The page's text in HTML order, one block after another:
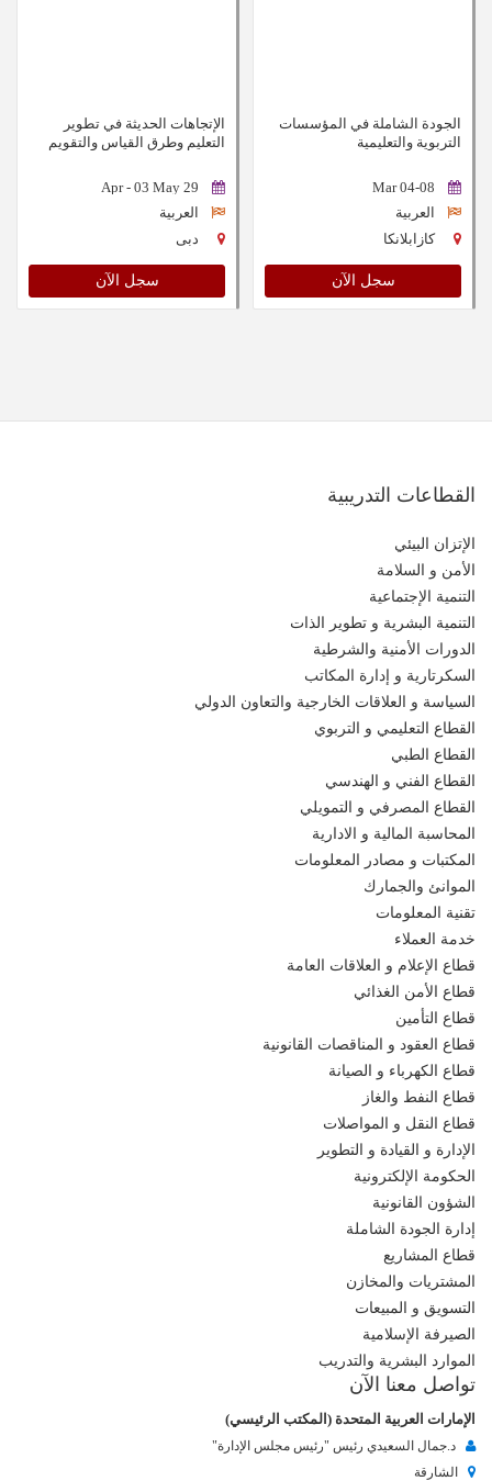
الجودة الشاملة في المؤسسات
التربوية والتعليمية
04-08 Mar
العربية
كازابلانكا
سجل الآن
الإتجاهات الحديثة في تطوير
التعليم وطرق القياس والتقويم
29 Apr - 03 May
العربية
دبى
سجل الآن
القطاعات التدريبية
الإتزان البيئي
الأمن و السلامة
التنمية الإجتماعية
التنمية البشرية و تطوير الذات
الدورات الأمنية والشرطية
السكرتارية و إدارة المكاتب
السياسة و العلاقات الخارجية والتعاون الدولي
القطاع التعليمي و التربوي
القطاع الطبي
القطاع الفني و الهندسي
القطاع المصرفي و التمويلي
المحاسبة المالية و الادارية
المكتبات و مصادر المعلومات
الموانئ والجمارك
تقنية المعلومات
خدمة العملاء
قطاع الإعلام و العلاقات العامة
قطاع الأمن الغذائي
قطاع التأمين
قطاع العقود و المناقصات القانونية
قطاع الكهرباء و الصيانة
قطاع النفط والغاز
قطاع النقل و المواصلات
الإدارة و القيادة و التطوير
الحكومة الإلكترونية
الشؤون القانونية
إدارة الجودة الشاملة
قطاع المشاريع
المشتريات والمخازن
التسويق و المبيعات
الصيرفة الإسلامية
الموارد البشرية والتدريب
تواصل معنا الآن
الإمارات العربية المتحدة (المكتب الرئيسي)
د.جمال السعيدي رئيس "رئيس مجلس الإدارة"
الشارقة